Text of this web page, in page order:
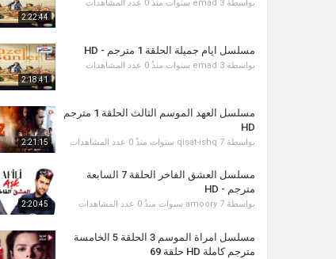
2:22:44
بواسطة emad 3 سنوات منذُ 0 عدد المشاهدات
2:18:41
مسلسل ايام جميلة الحلقة 1 مترجم - HD
بواسطة emad 3 سنوات منذُ 0 عدد المشاهدات
2:21:15
مسلسل العهد الموسم الثالث الحلقة 1 مترجم
HD
بواسطة qisat-ishq 7 سنوات منذُ 0 عدد المشاهدات
2:20:45
مسلسل العشق الفاخر الحلقة 7 السابعة
مترجم - HD
بواسطة amoory 7 سنوات منذُ 0 عدد المشاهدات
مسلسل امراة الموسم 3 الحلقة 5 الخامسة
مترجم كاملة HD حلقة 69